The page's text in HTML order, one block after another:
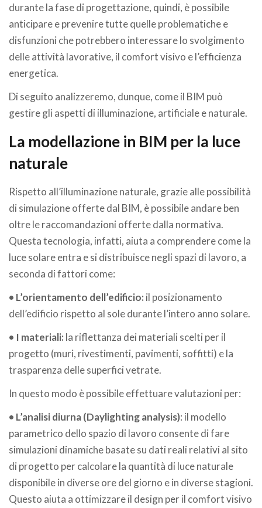
durante la fase di progettazione, quindi, è possibile
anticipare e prevenire tutte quelle problematiche e
disfunzioni che potrebbero interessare lo svolgimento
delle attività lavorative, il comfort visivo e l’efficienza
energetica.
Di seguito analizzeremo, dunque, come il BIM può
gestire gli aspetti di illuminazione, artificiale e naturale.
La modellazione in BIM per la luce
naturale
Rispetto all’illuminazione naturale, grazie alle possibilità
di simulazione offerte dal BIM, è possibile andare ben
oltre le raccomandazioni offerte dalla normativa.
Questa tecnologia, infatti, aiuta a comprendere come la
luce solare entra e si distribuisce negli spazi di lavoro, a
seconda di fattori come:
• L’orientamento dell’edificio: il posizionamento
dell’edificio rispetto al sole durante l’intero anno solare.
• I materiali: la riflettanza dei materiali scelti per il
progetto (muri, rivestimenti, pavimenti, soffitti) e la
trasparenza delle superfici vetrate.
In questo modo è possibile effettuare valutazioni per:
• L’analisi diurna (Daylighting analysis): il modello
parametrico dello spazio di lavoro consente di fare
simulazioni dinamiche basate su dati reali relativi al sito
di progetto per calcolare la quantità di luce naturale
disponibile in diverse ore del giorno e in diverse stagioni.
Questo aiuta a ottimizzare il design per il comfort visivo